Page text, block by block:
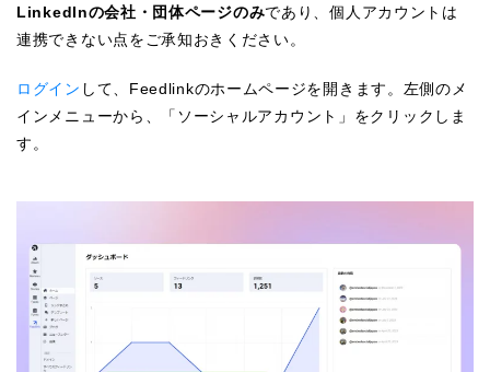
LinkedInの会社・団体ページのみであり、個人アカウントは
連携できない点をご承知おきください。
ログイン して、Feedlinkのホームページを開きます。左側のメ
インメニューから、「ソーシャルアカウント」をクリックしま
す。